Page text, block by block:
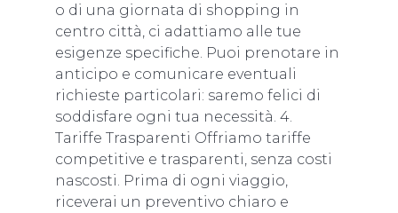
o di una giornata di shopping in
centro città, ci adattiamo alle tue
esigenze specifiche. Puoi prenotare in
anticipo e comunicare eventuali
richieste particolari: saremo felici di
soddisfare ogni tua necessità. 4.
Tariffe Trasparenti Offriamo tariffe
competitive e trasparenti, senza costi
nascosti. Prima di ogni viaggio,
riceverai un preventivo chiaro e